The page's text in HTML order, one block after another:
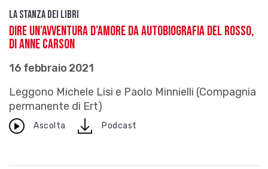
La stanza dei Libri
Dire un’avventura d’amore da Autobiografia del Rosso,
di Anne Carson
16 febbraio 2021
Leggono Michele Lisi e Paolo Minnielli (Compagnia
permanente di Ert)
Ascolta downloadPodcast